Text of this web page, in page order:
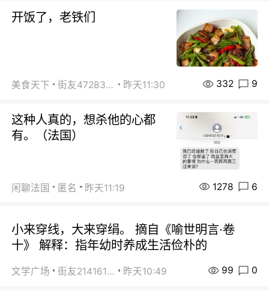
开饭了，老铁们
美食天下 街友472838572 昨天11:30 332 9
这种人真的，想杀他的心都
有。（法国）
闲聊法国 匿名 昨天11:19 1278 6
小来穿线，大来穿绢。 摘自《喻世明言·卷
十》 解释：指年幼时养成生活俭朴的
文学广场 街友21416156 昨天10:49 99 0